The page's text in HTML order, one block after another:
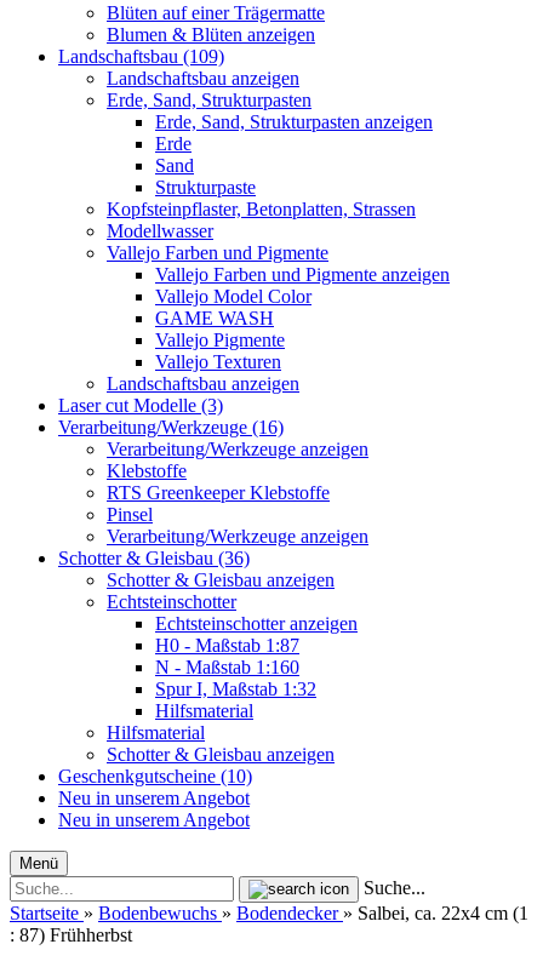
Blüten auf einer Trägermatte
Blumen & Blüten anzeigen
Landschaftsbau (109)
Landschaftsbau anzeigen
Erde, Sand, Strukturpasten
Erde, Sand, Strukturpasten anzeigen
Erde
Sand
Strukturpaste
Kopfsteinpflaster, Betonplatten, Strassen
Modellwasser
Vallejo Farben und Pigmente
Vallejo Farben und Pigmente anzeigen
Vallejo Model Color
GAME WASH
Vallejo Pigmente
Vallejo Texturen
Landschaftsbau anzeigen
Laser cut Modelle (3)
Verarbeitung/Werkzeuge (16)
Verarbeitung/Werkzeuge anzeigen
Klebstoffe
RTS Greenkeeper Klebstoffe
Pinsel
Verarbeitung/Werkzeuge anzeigen
Schotter & Gleisbau (36)
Schotter & Gleisbau anzeigen
Echtsteinschotter
Echtsteinschotter anzeigen
H0 - Maßstab 1:87
N - Maßstab 1:160
Spur I, Maßstab 1:32
Hilfsmaterial
Hilfsmaterial
Schotter & Gleisbau anzeigen
Geschenkgutscheine (10)
Neu in unserem Angebot
Neu in unserem Angebot
Menü
Suche...
Startseite » Bodenbewuchs » Bodendecker » Salbei, ca. 22x4 cm (1
: 87) Frühherbst